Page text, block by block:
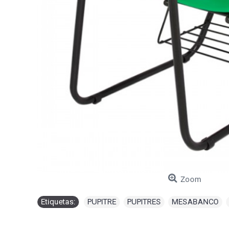
Zoom
Etiquetas: PUPITRE PUPITRES MESABANCO